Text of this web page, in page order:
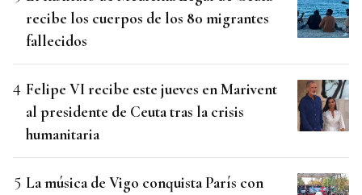
recibe los cuerpos de los 80 migrantes
fallecidos
Felipe VI recibe este jueves en Marivent
al presidente de Ceuta tras la crisis
humanitaria
La música de Vigo conquista París con